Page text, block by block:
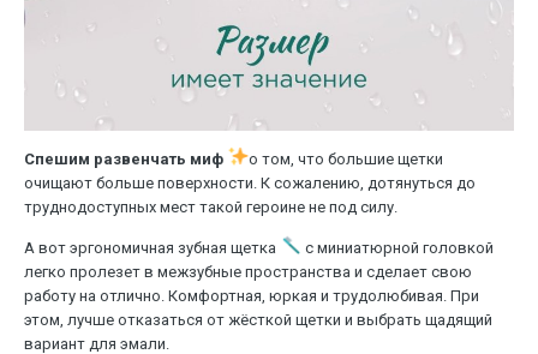
Спешим развенчать миф
о том, что большие щетки
очищают больше поверхности. К сожалению, дотянуться до
труднодоступных мест такой героине не под силу.
А вот эргономичная зубная щетка
с миниатюрной головкой
легко пролезет в межзубные пространства и сделает свою
работу на отлично. Комфортная, юркая и трудолюбивая. При
этом, лучше отказаться от жёсткой щетки и выбрать щадящий
вариант для эмали.